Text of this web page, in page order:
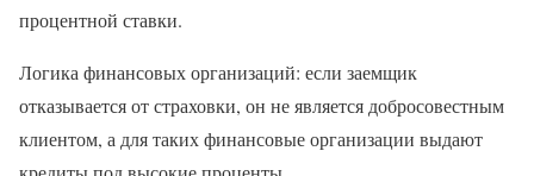
процентной ставки.
Логика финансовых организаций: если заемщик
отказывается от страховки, он не является добросовестным
клиентом, а для таких финансовые организации выдают